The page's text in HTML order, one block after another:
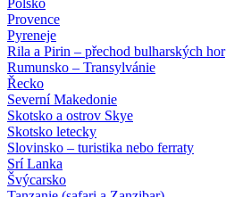
Polsko
Provence
Pyreneje
Rila a Pirin – přechod bulharských hor
Rumunsko – Transylvánie
Řecko
Severní Makedonie
Skotsko a ostrov Skye
Skotsko letecky
Slovinsko – turistika nebo ferraty
Srí Lanka
Švýcarsko